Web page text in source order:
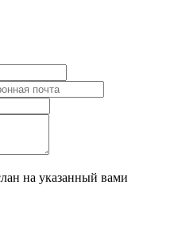
на указанный вами